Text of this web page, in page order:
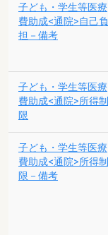
子ども・学生等医療
費助成<通院>自己負
担－備考
子ども・学生等医療
費助成<通院>所得制
限
子ども・学生等医療
費助成<通院>所得制
限－備考